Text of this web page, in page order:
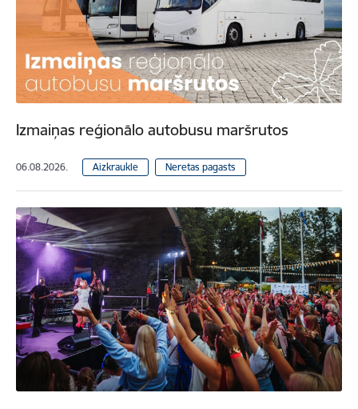
Izmaiņas reģionālo autobusu maršrutos
06.08.2026. Aizkraukle Neretas pagasts